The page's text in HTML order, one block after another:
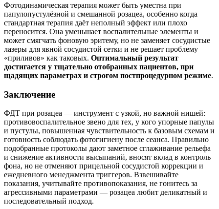
Фотодинамическая терапия может быть уместна при
папулопустулёзной и смешанной розацеа, особенно когда
стандартная терапия даёт неполный эффект или плохо
переносится. Она уменьшает воспалительные элементы и
может смягчать фоновую эритему, но не заменяет сосудистые
лазеры для явной сосудистой сетки и не решает проблему
«приливов» как таковых. Оптимальный результат
достигается у тщательно отобранных пациентов, при
щадящих параметрах и строгом постпроцедурном режиме.
Заключение
ФДТ при розацеа — инструмент с узкой, но важной нишей:
противовоспалительное звено для тех, у кого упорные папулы
и пустулы, повышенная чувствительность к базовым схемам и
готовность соблюдать фотогигиену после сеанса. Правильно
подобранные протоколы дают заметное сглаживание рельефа
и снижение активности высыпаний, вносят вклад в контроль
фона, но не отменяют прицельной сосудистой коррекции и
ежедневного менеджмента триггеров. Взвешивайте
показания, учитывайте противопоказания, не гонитесь за
агрессивными параметрами — розацеа любит деликатный и
последовательный подход.